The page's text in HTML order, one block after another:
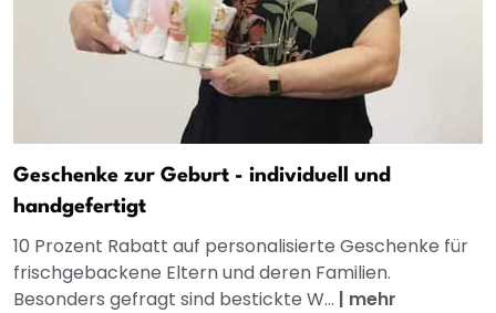
Geschenke zur Geburt - individuell und
handgefertigt
10 Prozent Rabatt auf personalisierte Geschenke für
frischgebackene Eltern und deren Familien.
Besonders gefragt sind bestickte W... | mehr